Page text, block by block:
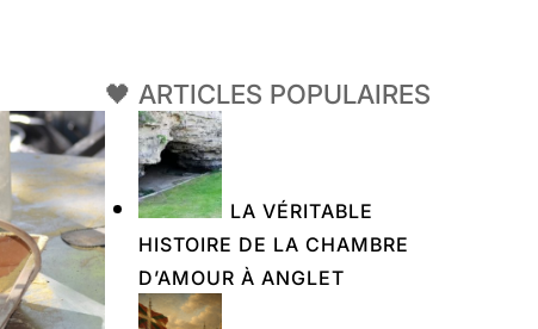
🖤 ARTICLES POPULAIRES
LA VÉRITABLE
HISTOIRE DE LA CHAMBRE
D’AMOUR À ANGLET